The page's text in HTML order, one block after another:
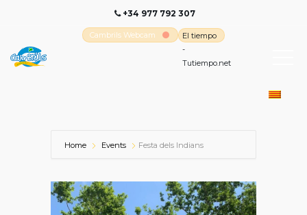
+34 977 792 307
Cambrils Webcam
El tiempo
-
Tutiempo.net
Home Events Festa dels Indians